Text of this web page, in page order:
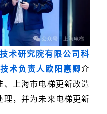
术研究院有限公司科
术负责人欧阳惠卿介
上海市电梯更新改造
，并为未来电梯更新